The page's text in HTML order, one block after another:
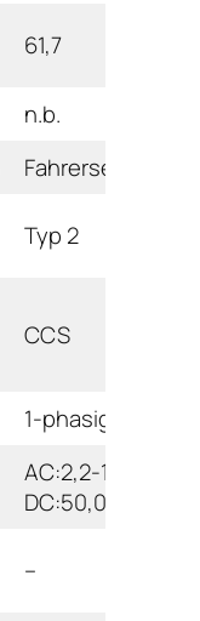
61,7
n.b.
Fahrerseite
Typ 2
CCS
1-phasig
AC:2,2-11,0
DC:50,0-140,0
–